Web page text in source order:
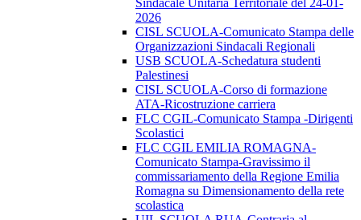
Sindacale Unitaria Territoriale del 24-01-
2026
CISL SCUOLA-Comunicato Stampa delle
Organizzazioni Sindacali Regionali
USB SCUOLA-Schedatura studenti
Palestinesi
CISL SCUOLA-Corso di formazione
ATA-Ricostruzione carriera
FLC CGIL-Comunicato Stampa -Dirigenti
Scolastici
FLC CGIL EMILIA ROMAGNA-
Comunicato Stampa-Gravissimo il
commissariamento della Regione Emilia
Romagna su Dimensionamento della rete
scolastica